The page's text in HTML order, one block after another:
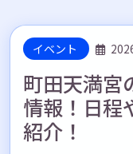
イベント
町田天満宮
情報！日程
紹介！